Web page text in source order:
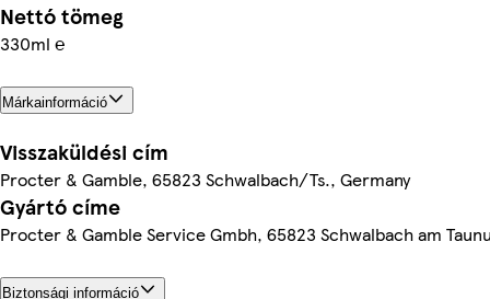
Nettó tömeg
330ml ℮
Márkainformáció
Visszaküldési cím
Procter & Gamble, 65823 Schwalbach/Ts., Germany
Gyártó címe
Procter & Gamble Service Gmbh, 65823 Schwalbach am
Biztonsági információ